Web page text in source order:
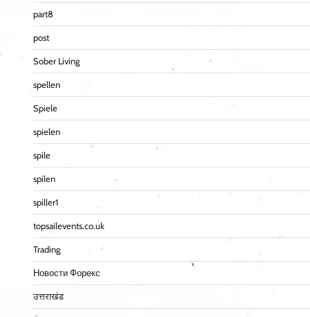
part8
post
Sober Living
spellen
Spiele
spielen
spile
spilen
spiller1
topsailevents.co.uk
Trading
Новости Форекс
उत्तराखंड